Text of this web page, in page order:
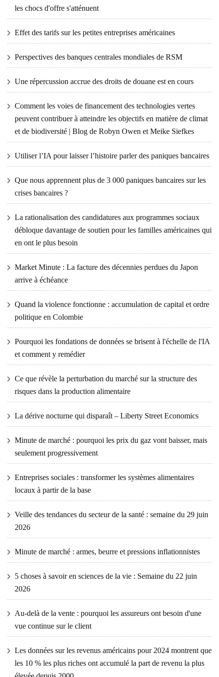
les chocs d'offre s'atténuent
Effet des tarifs sur les petites entreprises américaines
Perspectives des banques centrales mondiales de RSM
Une répercussion accrue des droits de douane est en cours
Comment les voies de financement des technologies vertes
peuvent contribuer à atteindre les objectifs en matière de climat
et de biodiversité | Blog de Robyn Owen et Meike Siefkes
Utiliser l’IA pour laisser l’histoire parler des paniques bancaires
Que nous apprennent plus de 3 000 paniques bancaires sur les
crises bancaires ?
La rationalisation des candidatures aux programmes sociaux
débloque davantage de soutien pour les familles américaines qui
en ont le plus besoin
Market Minute : La facture des décennies perdues du Japon
arrive à échéance
Quand la violence fonctionne : accumulation de capital et ordre
politique en Colombie
Pourquoi les fondations de données se brisent à l'échelle de l'IA
et comment y remédier
Ce que révèle la perturbation du marché sur la structure des
risques dans la production alimentaire
La dérive nocturne qui disparaît – Liberty Street Economics
Minute de marché : pourquoi les prix du gaz vont baisser, mais
seulement progressivement
Entreprises sociales : transformer les systèmes alimentaires
locaux à partir de la base
Veille des tendances du secteur de la santé : semaine du 29 juin
2026
Minute de marché : armes, beurre et pressions inflationnistes
5 choses à savoir en sciences de la vie : Semaine du 22 juin
2026
Au-delà de la vente : pourquoi les assureurs ont besoin d'une
vue continue sur le client
Les données sur les revenus américains pour 2024 montrent que
les 10 % les plus riches ont accumulé la part de revenu la plus